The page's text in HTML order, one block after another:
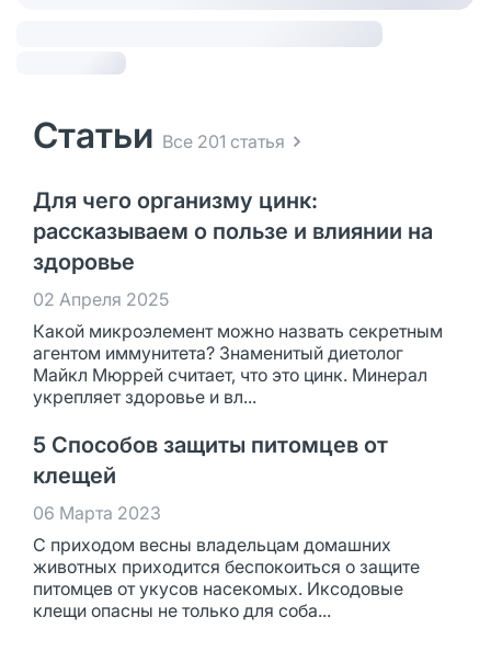
Статьи Все 201 статья
Для чего организму цинк:
рассказываем о пользе и влиянии на
здоровье
02 Апреля 2025
Какой микроэлемент можно назвать секретным
агентом иммунитета? Знаменитый диетолог
Майкл Мюррей считает, что это цинк. Минерал
укрепляет здоровье и вл...
5 Способов защиты питомцев от
клещей
06 Марта 2023
С приходом весны владельцам домашних
животных приходится беспокоиться о защите
питомцев от укусов насекомых. Иксодовые
клещи опасны не только для соба...